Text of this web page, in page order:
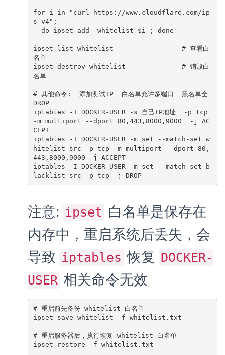
for i in "curl https://www.cloudflare.com/ip
s-v4";
ipset list whitelist                 # 查看白
名单
ipset destroy whitelist              # 销毁白
名单
# 其他命令:  添加测试IP  白名单允许多端口  黑名单全
DROP
iptables -I DOCKER-USER -s 自己IP地址  -p tcp
-m multiport --dport 80,443,8000,9000  -j AC
CEPT
iptables -I DOCKER-USER -m set --match-set w
hitelist src -p tcp -m multiport --dport 80,
443,8000,9000 -j ACCEPT
iptables -I DOCKER-USER -m set --match-set b
lacklist src -p tcp -j DROP
注意: ipset 白名单是保存在
内存中，重启系统后丢失，会
导致 iptables 恢复 DOCKER-
USER 相关命令无效
# 重启前先备份 whitelist 白名单
ipset save whitelist -f whitelist.txt
# 重启服务器后，执行恢复 whitelist 白名单
ipset restore -f whitelist.txt